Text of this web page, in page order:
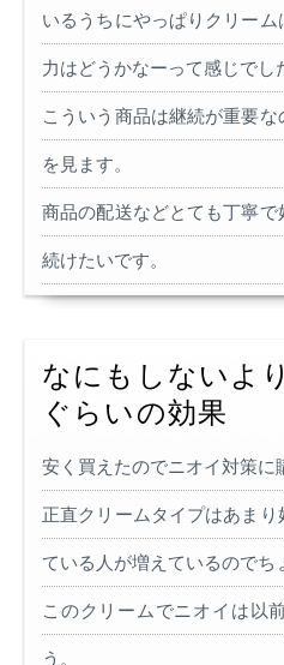
いるうちにやっぱりクリー
力はどうかなーって感じでし
こういう商品は継続が重要
を見ます。
商品の配送などとても丁寧
続けたいです。
なにもしないよ
ぐらいの効果
安く買えたのでニオイ対策に
正直クリームタイプはあま
ている人が増えているのでち
このクリームでニオイは以
う。